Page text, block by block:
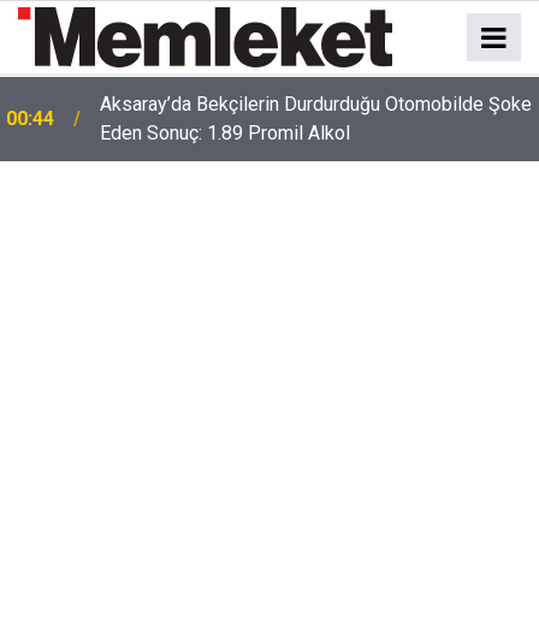
00:41 Polatlı-Haymana-Konya hattı bölünmüş yol oluyor